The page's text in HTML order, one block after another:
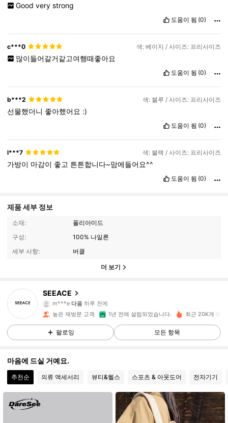
Good very strong
도움이 됨 (0)
c***0 색: 베이지 / 사이즈: 프리사이즈
많이들어갈거같고여행때좋아요
도움이 됨 (0)
b***2 색: 블루 / 사이즈: 프리사이즈
선물했더니 좋아했어요 :)
도움이 됨 (0)
l***7 색: 블랙 / 사이즈: 프리사이즈
가방이 마감이 좋고 튼튼합니다~맘에들어요^^
도움이 됨 (0)
제품 세부 정보
소재:
폴리아미드
구성:
100% 나일론
세부 사항:
버클
더 보기
SEEACE
m***e
f***o 가 탐색 중입니다
4.87
899 팔로워
높은 재방문 고객 1년 전에 설립되었습니다. 최근 20K개 판매
팔로잉 모든 항목
마음에 드실 거예요.
추천순 의류 액세서리 뷰티&헬스 스포츠 & 아웃도어 전자기기